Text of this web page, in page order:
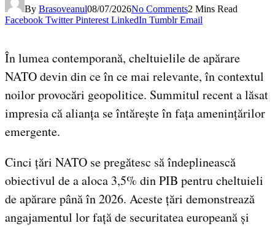
By Brasoveanul08/07/2026No Comments2 Mins Read
Facebook Twitter Pinterest LinkedIn Tumblr Email
În lumea contemporană, cheltuielile de apărare
NATO devin din ce în ce mai relevante, în contextul
noilor provocări geopolitice. Summitul recent a lăsat
impresia că alianța se întărește în fața amenințărilor
emergente.
Cinci țări NATO se pregătesc să îndeplinească
obiectivul de a aloca 3,5% din PIB pentru cheltuieli
de apărare până în 2026. Aceste țări demonstrează
angajamentul lor față de securitatea europeană și